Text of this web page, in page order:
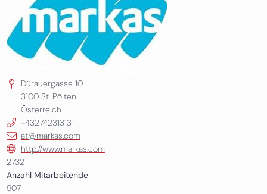
Dürauergasse 10
3100 St. Pölten
Österreich
+432742313131
at@markas.com
http://www.markas.com
2732
Anzahl Mitarbeitende
507